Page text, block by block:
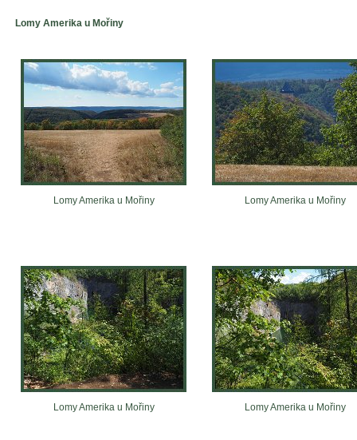
Lomy Amerika u Mořiny
Lomy Amerika u Mořiny Lomy Amerika u Mořiny
Lomy Amerika u Mořiny Lomy Amerika u Mořiny